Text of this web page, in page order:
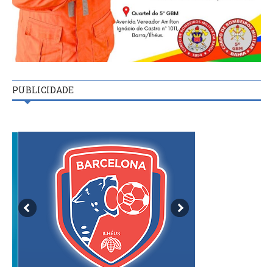
PUBLICIDADE